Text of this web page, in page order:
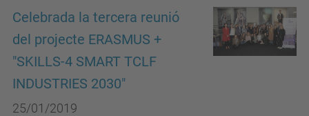
Celebrada la tercera reunió
del projecte ERASMUS +
"SKILLS-4 SMART TCLF
INDUSTRIES 2030"
25/01/2019